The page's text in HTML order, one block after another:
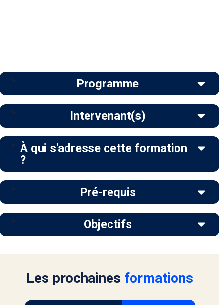
Programme
Intervenant(s)
À qui s'adresse cette formation
?
Pré-requis
Objectifs
Les prochaines formations